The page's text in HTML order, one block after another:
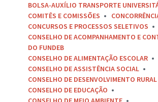
BOLSA-AUXÍLIO TRANSPORTE
COMITÊS E COMISSÕES
CONCURSOS E PROCESSOS SELETIVOS
CONSELHO DE ACOMPANHAMENTO E
DO FUNDEB
CONSELHO DE ALIMENTAÇÃO ESCOLAR
CONSELHO DE ASSISTÊNCIA SOCIAL
CONSELHO DE DESENVOLVIMENTO RURAL
CONSELHO DE EDUCAÇÃO